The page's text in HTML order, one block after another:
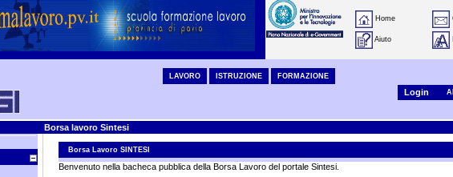
Home
Aiuto
LAVORO ISTRUZIONE FORMAZIONE
Login
Borsa lavoro Sintesi
Borsa Lavoro SINTESI
Benvenuto nella bacheca pubblica della Borsa Lavoro del portale Sintesi.